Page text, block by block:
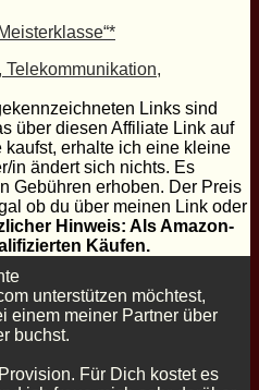
Telekommunikation,
Links sind
über diesen Affiliate Link auf
erhalte ich eine kleine
in ändert sich nichts. Es
Gebühren erhoben. Der Preis
ob du über meinen Link oder
Hinweis: Als Amazon-
Käufen.
unterstützen möchtest,
einem meiner Partner über
buchst.
Für Dich kostet es